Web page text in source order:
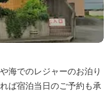
海でのレジャーのお泊り
ば宿泊当日のご予約も承